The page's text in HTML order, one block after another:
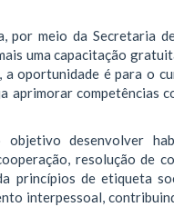
por meio da Secretaria
uma capacitação
a oportunidade é para o
aprimorar competências
desenvolver
resolução de
princípios de etiqueta
interpessoal,